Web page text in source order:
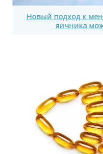
Новый подход к
яичника